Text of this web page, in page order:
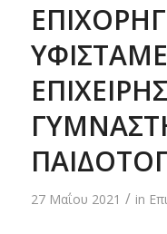
27 Μαΐου 2021 / in